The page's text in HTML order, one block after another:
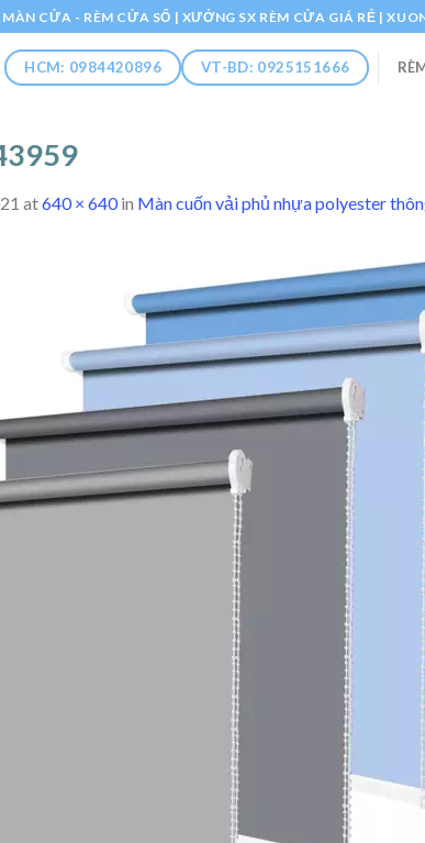
CỬA - RÈM CỬA SỔ | XƯỞNG SX RÈM CỬA GIÁ RẺ |
HCM: 0984420896 VT-BD: 0925151666
at640 × 640in Màn cuốn vải phủ nhựa polyester